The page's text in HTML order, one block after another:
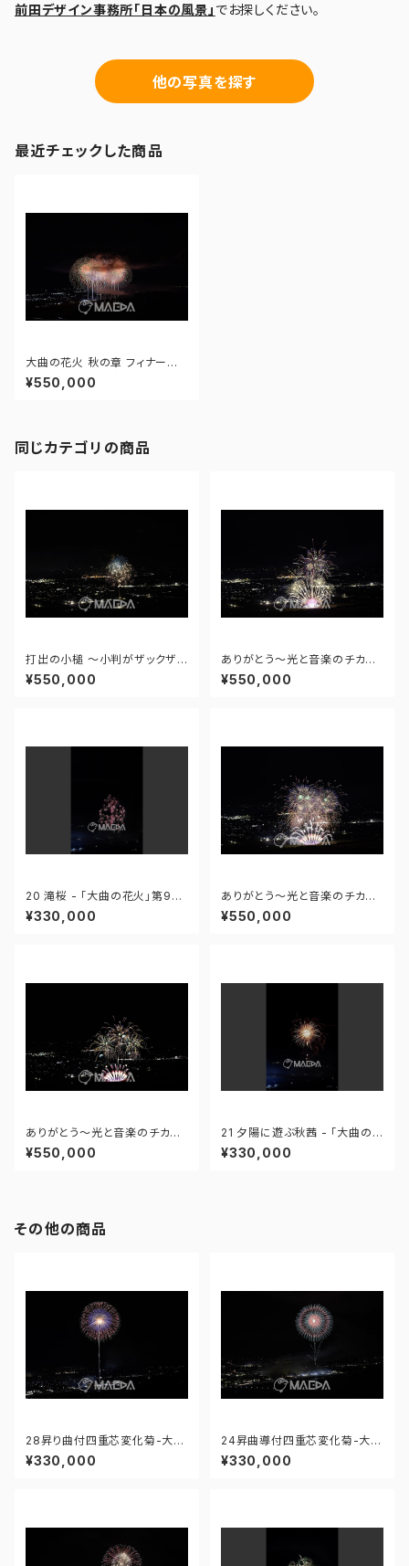
前田デザイン事務所「日本の風景」 でお探しください。
他の写真を探す
最近チェックした商品
大曲の花火 秋の章 フィナーレ
花火 - 172964665428516
¥550,000
同じカテゴリの商品
打出の小槌 ～小判がザックザク
～ - 大曲の花火―春の章―「新
作花火コレクション2024 世界
¥550,000
ありがとう～光と音楽のチカラ
～ - 大曲の花火―春の章―「新
作花火コレクション2024 世界
¥550,000
20 滝桜 - 「大曲の花火」第96
回全国花火競技大会 - 172558
419995110
¥330,000
ありがとう～光と音楽のチカラ
～ - 大曲の花火―春の章―「新
作花火コレクション2024 世界
¥550,000
ありがとう～光と音楽のチカラ
～ - 大曲の花火―春の章―「新
作花火コレクション2024 世界
¥550,000
21 夕陽に遊ぶ秋茜 - 「大曲の
花火」第96回全国花火競技大会
- 172558419949425
¥330,000
その他の商品
28昇り曲付四重芯変化菊-大曲
の花火 第97回全国花火競技大
会 - 176675730269962
¥330,000
24昇曲導付四重芯変化菊-大曲
の花火 第97回全国花火競技大
会 - 176671212247688
¥330,000